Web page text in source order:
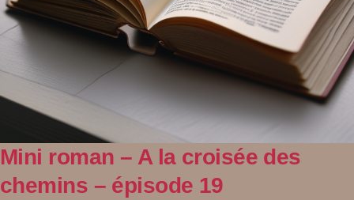
Mini roman – A la croisée des
chemins – épisode 19